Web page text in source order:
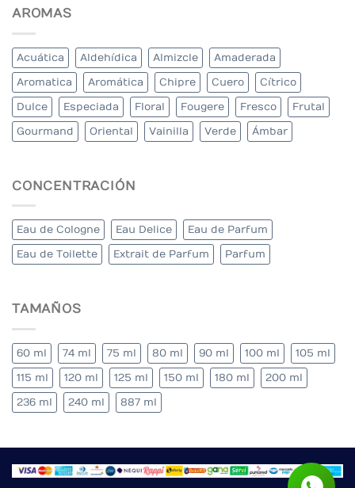
AROMAS
Acuática Aldehídica Almizcle Amaderada
Aromatica Aromática Chipre Cuero Cítrico
Dulce Especiada Floral Fougere Fresco Frutal
Gourmand Oriental Vainilla Verde Ámbar
CONCENTRACIÓN
Eau de Cologne Eau Delice Eau de Parfum
Eau de Toilette Extrait de Parfum Parfum
TAMAÑOS
60 ml 74 ml 75 ml 80 ml 90 ml 100 ml 105 ml
115 ml 120 ml 125 ml 150 ml 180 ml 200 ml
236 ml 240 ml 887 ml